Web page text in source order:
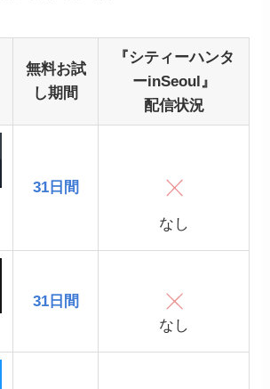
無料お試
し期間
『シティーハンタ
ーinSeoul』
配信状況
31日間
なし
31日間
なし